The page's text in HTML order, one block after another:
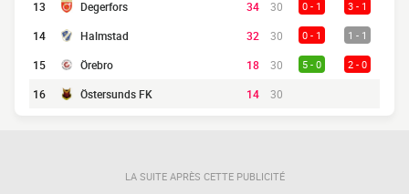
13 Degerfors 34 30 0 - 1 3 - 1
14 Halmstad 32 30 0 - 1 1 - 1
15 Örebro 18 30 5 - 0 2 - 0
16 Östersunds FK 14 30
LA SUITE APRÈS CETTE PUBLICITÉ